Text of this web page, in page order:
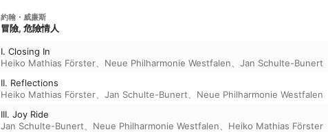
約翰・威廉斯
冒險, 危險情人
I. Closing In
Heiko Mathias Förster
Neue Philharmonie Westfalen Jan Schulte-Bunert
II. Reflections
Heiko Mathias Förster
Jan Schulte-Bunert Neue Philharmonie Westfalen
III. Joy Ride
Jan Schulte-Bunert
Neue Philharmonie Westfalen Heiko Mathias Förster